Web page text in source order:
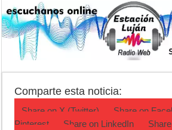
ANMAT retiró productos tras detectar un
Fiesta de la Galleta de Campo: Tomás
Luján volvió al Campeonato Provincial de
Comparte esta noticia:
Share on X (Twitter) Share on
Pinterest
Share on LinkedIn